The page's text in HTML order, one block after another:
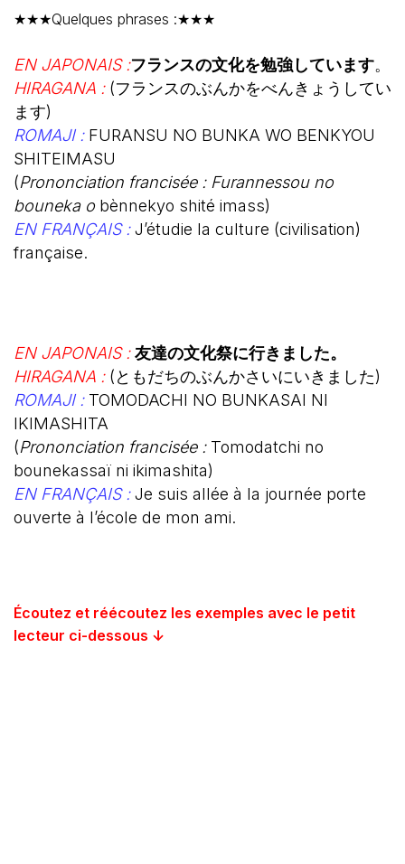
★★★Quelques phrases :★★★
EN JAPONAIS :フランスの文化を勉強しています。
HIRAGANA :(フランスのぶんかをべんきょうしてい
ます)
ROMAJI :FURANSU NO BUNKA WO BENKYOU
SHITEIMASU
(Prononciation francisée : Furannessou no
bouneka o bènnekyo shité imass)
EN FRANÇAIS : J’étudie la culture (civilisation)
française.
EN JAPONAIS : 友達の文化祭に行きました。
HIRAGANA :(ともだちのぶんかさいにいきました)
ROMAJI :TOMODACHI NO BUNKASAI NI
IKIMASHITA
(Prononciation francisée :Tomodatchi no
bounekassaï ni ikimashita)
EN FRANÇAIS :Je suis allée à la journée porte
ouverte à l’école de mon ami.
Écoutez et réécoutez les exemples avec le petit
lecteur ci-dessous ↓